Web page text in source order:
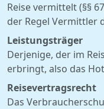
Reise vermittelt (§§
der Regel Vermittler
Leistungsträger
Derjenige, der im
erbringt, also das
Reisevertragsrecht
Das